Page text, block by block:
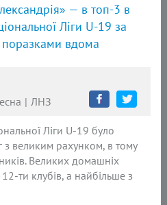
— в топ-3 в
Ліги U-19 за
вдома
ЛНЗ
Ліги U-19 було
великим рахунком, в тому
Великих домашніх
ти клубів, а найбільше з